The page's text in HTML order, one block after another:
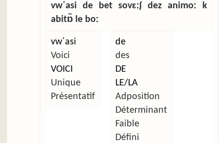
vwˈasi de bet sovɛːʃ dez animoː k
abitɒ̃ le boː
vwˈasi
Voici
VOICI
Unique
Présentatif
de
des
DE
LE/LA
Adposition
Déterminant
Faible
Défini